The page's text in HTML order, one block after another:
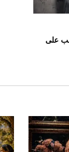
فخامة
على